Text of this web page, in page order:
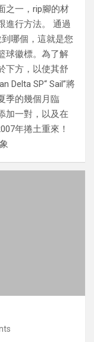
之一，rip腳的材
進行方法。 通過
哪個，這就是您
球徽標。為了解
下方，以使其舒
Delta SP“ Sail”將
季的幾個月臨
加一對，以及在
年捲土重來！